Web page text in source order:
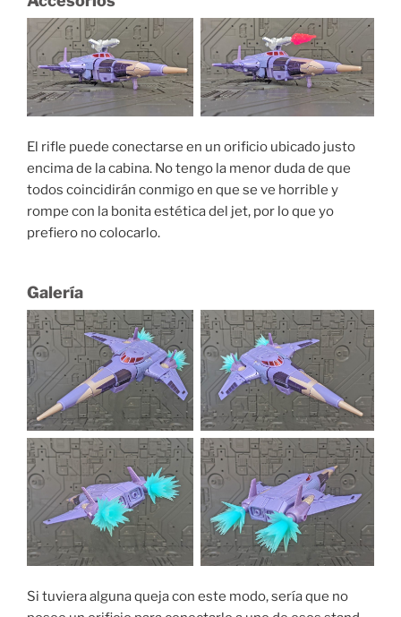
El rifle puede conectarse en un orificio ubicado justo
encima de la cabina. No tengo la menor duda de que
todos coincidirán conmigo en que se ve horrible y
rompe con la bonita estética del jet, por lo que yo
prefiero no colocarlo.
Galería
Si tuviera alguna queja con este modo, sería que no